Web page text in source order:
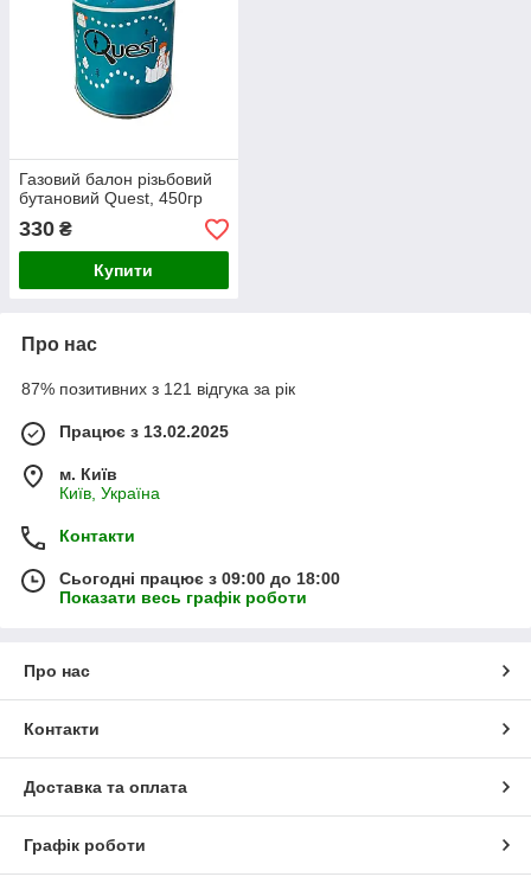
Газовий балон різьбовий
бутановий Quest, 450гр
330 ₴
Купити
Про нас
87% позитивних з 121 відгука за рік
Працює з 13.02.2025
м. Київ
Київ, Україна
Контакти
Сьогодні працює з 09:00 до 18:00
Показати весь графік роботи
Про нас
Контакти
Доставка та оплата
Графік роботи